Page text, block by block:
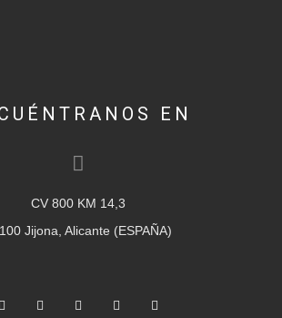
EN
CV 800 KM 14,3
Jijona, Alicante (ESPAÑA)